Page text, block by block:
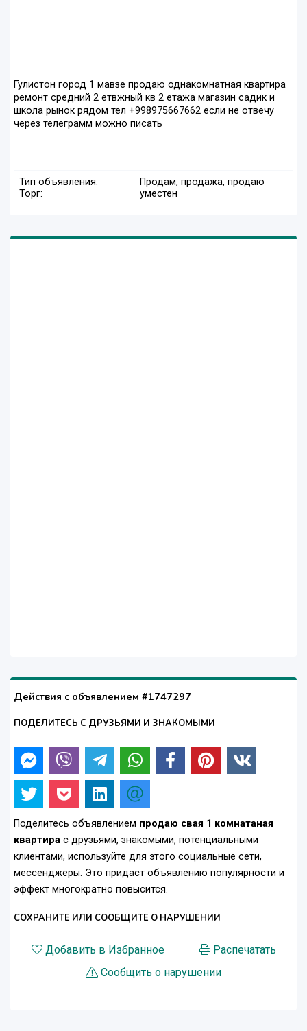
Гулистон город 1 мавзе продаю однакомнатная квартира
ремонт средний 2 етвжный кв 2 етажа магазин садик и
школа рынок рядом тел +998975667662 если не отвечу
через телеграмм можно писать
Тип объявления:
Продам, продажа, продаю
Торг:
уместен
Действия с объявлением #1747297
ПОДЕЛИТЕСЬ С ДРУЗЬЯМИ И ЗНАКОМЫМИ
Поделитесь объявлением продаю свая 1 комнатаная
квартира с друзьями, знакомыми, потенциальными
клиентами, используйте для этого социальные сети,
мессенджеры. Это придаст объявлению популярности и
эффект многократно повысится.
СОХРАНИТЕ ИЛИ СООБЩИТЕ О НАРУШЕНИИ
Добавить в Избранное
Распечатать
Сообщить о нарушении